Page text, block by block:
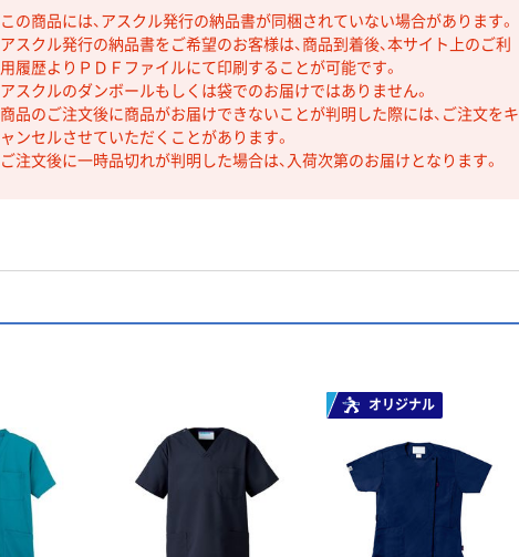
この商品には、アスクル発行の納品書が同梱されていない場合があります。
アスクル発行の納品書をご希望のお客様は、商品到着後、本サイト上のご利
用履歴よりＰＤＦファイルにて印刷することが可能です。
アスクルのダンボールもしくは袋でのお届けではありません。
商品のご注文後に商品がお届けできないことが判明した際には、ご注文をキ
ャンセルさせていただくことがあります。
ご注文後に一時品切れが判明した場合は、入荷次第のお届けとなります。
オリジナル